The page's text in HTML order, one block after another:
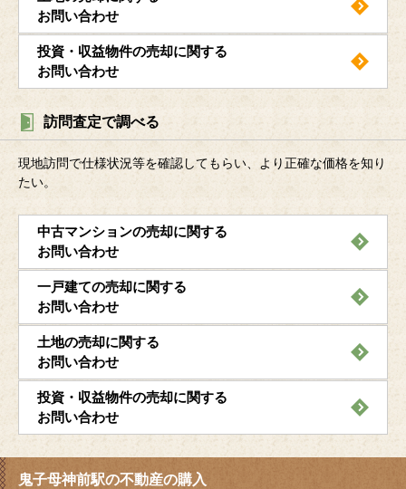
お問い合わせ
投資・収益物件の売却に関する
お問い合わせ
訪問査定で調べる
現地訪問で仕様状況等を確認してもらい、より正確な価格を知り
たい。
中古マンションの売却に関する
お問い合わせ
一戸建ての売却に関する
お問い合わせ
土地の売却に関する
お問い合わせ
投資・収益物件の売却に関する
お問い合わせ
鬼子母神前駅の不動産の購入